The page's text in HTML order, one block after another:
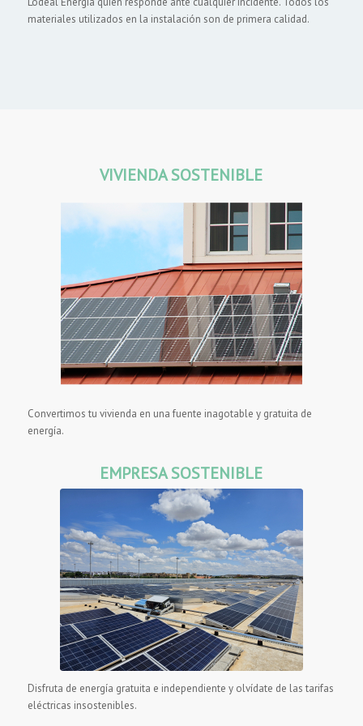
materiales utilizados en la instalación son de primera calidad.
VIVIENDA SOSTENIBLE
Convertimos tu vivienda en una fuente inagotable y gratuita de
energía.
EMPRESA SOSTENIBLE
Disfruta de energía gratuita e independiente y olvídate de las tarifas
eléctricas insostenibles.